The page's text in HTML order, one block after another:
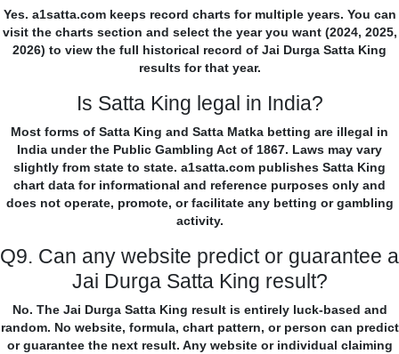
Yes. a1satta.com keeps record charts for multiple years. You can
visit the charts section and select the year you want (2024, 2025,
2026) to view the full historical record of Jai Durga Satta King
results for that year.
Is Satta King legal in India?
Most forms of Satta King and Satta Matka betting are illegal in
India under the Public Gambling Act of 1867. Laws may vary
slightly from state to state. a1satta.com publishes Satta King
chart data for informational and reference purposes only and
does not operate, promote, or facilitate any betting or gambling
activity.
Q9. Can any website predict or guarantee a
Jai Durga Satta King result?
No. The Jai Durga Satta King result is entirely luck-based and
random. No website, formula, chart pattern, or person can predict
or guarantee the next result. Any website or individual claiming